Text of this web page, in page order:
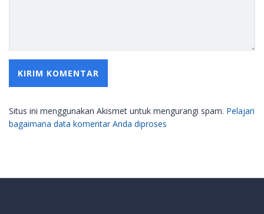
Situs ini menggunakan Akismet untuk mengurangi spam. Pelajari
bagaimana data komentar Anda diproses